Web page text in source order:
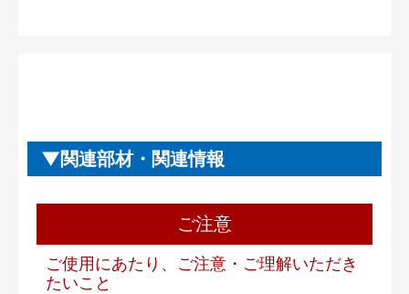
関連部材・関連情報
ご注意
ご使用にあたり、ご注意・ご理解いただき
たいこと